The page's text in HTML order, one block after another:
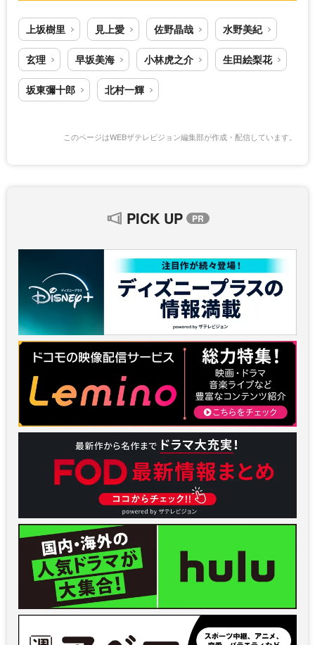
上坂樹里 見上愛 佐野晶哉 水野美紀
玄理 早坂美海 小林虎之介 生田絵梨花
坂東彌十郎 北村一輝
このページはWEBザテレビジョン編集部が作成・配信しています。
PICK UP